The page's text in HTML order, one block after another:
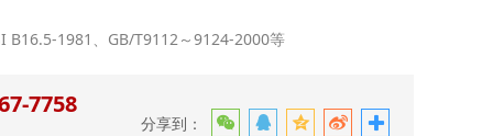
B16.5-1981、GB/T9112～9124-2000等
7758
分享到：